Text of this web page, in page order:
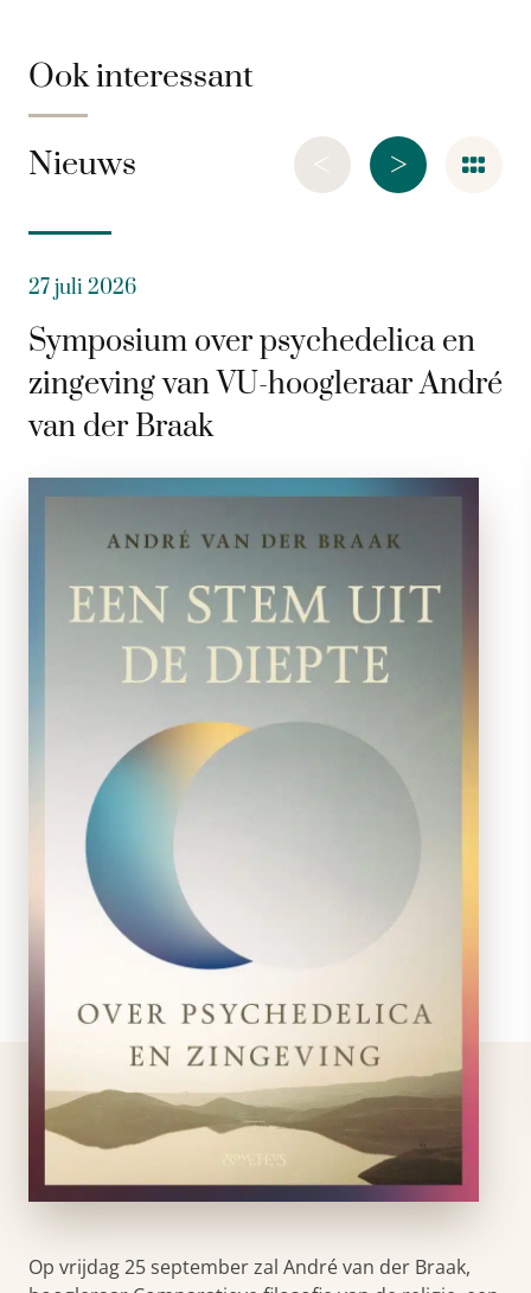
Ook interessant
Nieuws >
<
27 juli 2026
Symposium over psychedelica en
zingeving van VU-hoogleraar André
van der Braak
Op vrijdag 25 september zal André van der Braak,